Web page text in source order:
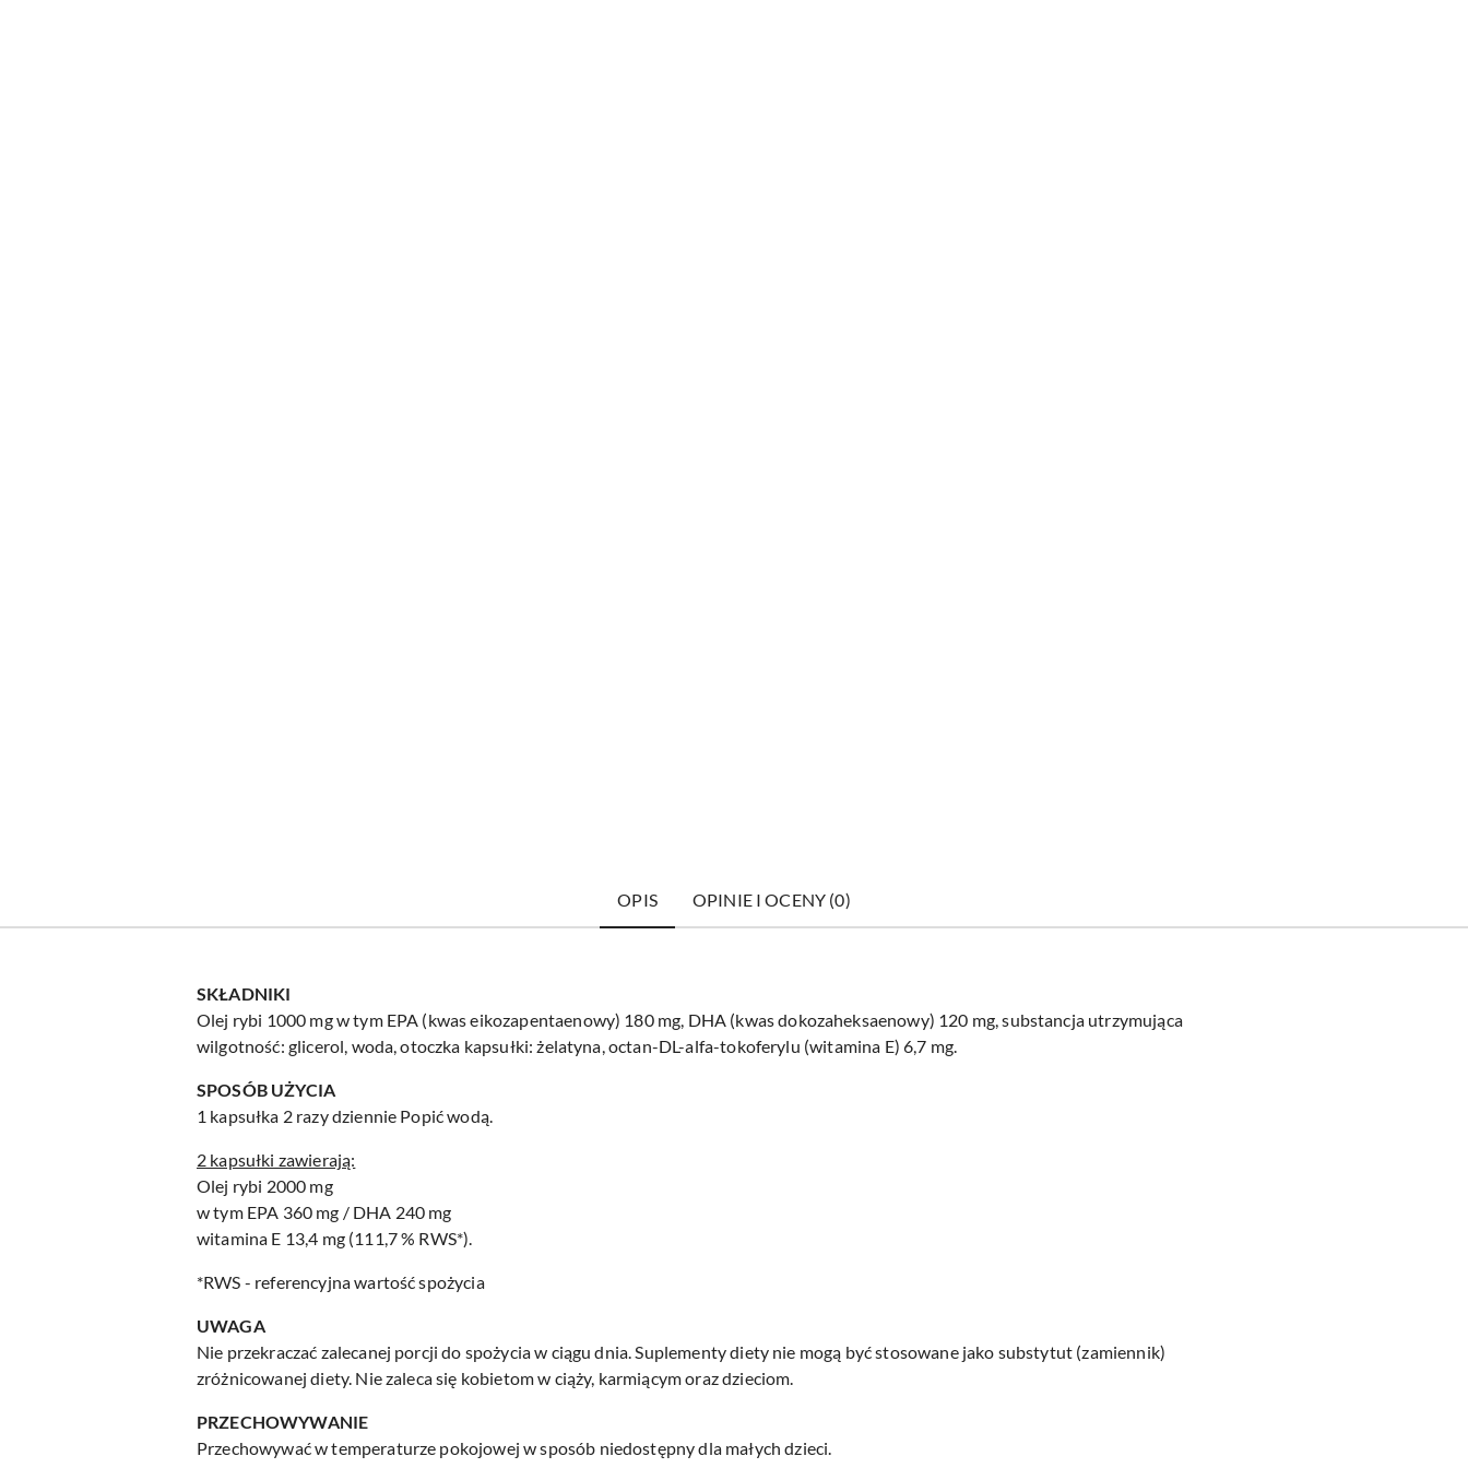
OPIS OPINIE I OCENY (0)
SKŁADNIKI
Olej rybi 1000 mg w tym EPA (kwas eikozapentaenowy) 180 mg, DHA (kwas dokozaheksaenowy) 120 mg, substancja utrzymująca
wilgotność: glicerol, woda, otoczka kapsułki: żelatyna, octan-DL-alfa-tokoferylu (witamina E) 6,7 mg.
SPOSÓB UŻYCIA
1 kapsułka 2 razy dziennie Popić wodą.
2 kapsułki zawierają:
Olej rybi 2000 mg
w tym EPA 360 mg / DHA 240 mg
witamina E 13,4 mg (111,7 % RWS*).
*RWS - referencyjna wartość spożycia
UWAGA
Nie przekraczać zalecanej porcji do spożycia w ciągu dnia. Suplementy diety nie mogą być stosowane jako substytut (zamiennik)
zróżnicowanej diety. Nie zaleca się kobietom w ciąży, karmiącym oraz dzieciom.
PRZECHOWYWANIE
Przechowywać w temperaturze pokojowej w sposób niedostępny dla małych dzieci.